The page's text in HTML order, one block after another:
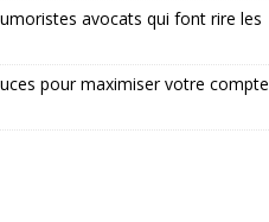
avocats qui font rire les
pour maximiser votre compte